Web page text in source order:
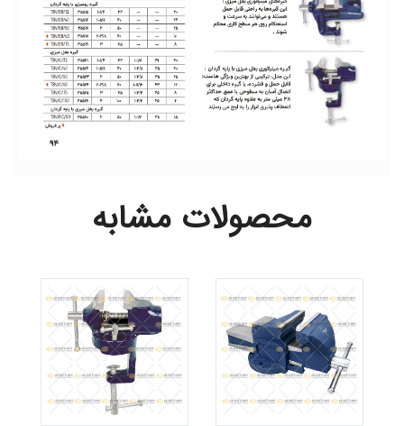
محصولات مشابه